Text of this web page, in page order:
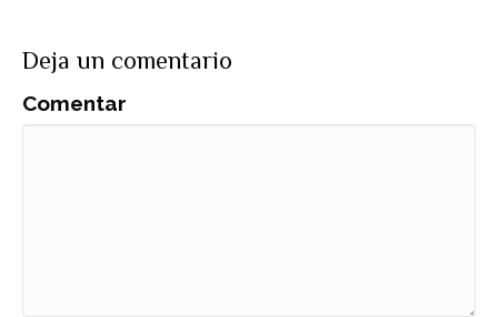
Deja un comentario
Comentar